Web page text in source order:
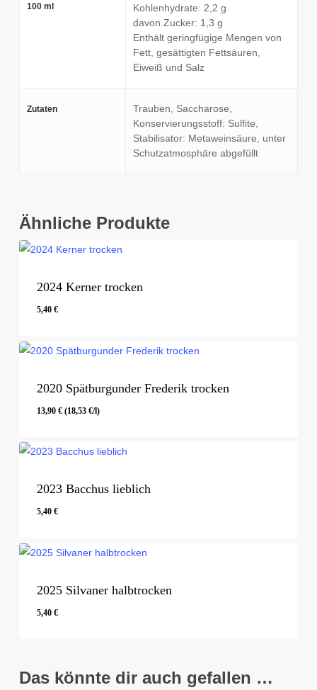
100 ml
Kohlenhydrate: 2,2 g
davon Zucker: 1,3 g
Enthält geringfügige Mengen von
Fett, gesättigten Fettsäuren,
Eiweiß und Salz
Zutaten
Trauben, Saccharose,
Konservierungsstoff: Sulfite,
Stabilisator: Metaweinsäure, unter
Schutzatmosphäre abgefüllt
Ähnliche Produkte
2024 Kerner trocken
5,40 €
2020 Spätburgunder Frederik trocken
13,90 € (18,53 €/l)
2023 Bacchus lieblich
5,40 €
2025 Silvaner halbtrocken
5,40 €
Das könnte dir auch gefallen …